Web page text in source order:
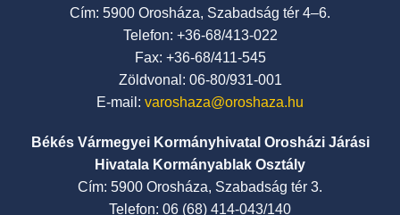
Cím: 5900 Orosháza, Szabadság tér 4–6.
Telefon: +36-68/413-022
Fax: +36-68/411-545
Zöldvonal: 06-80/931-001
E-mail: varoshaza@oroshaza.hu
Békés Vármegyei Kormányhivatal Orosházi Járási
Hivatala Kormányablak Osztály
Cím: 5900 Orosháza, Szabadság tér 3.
Telefon: 06 (68) 414-043/140